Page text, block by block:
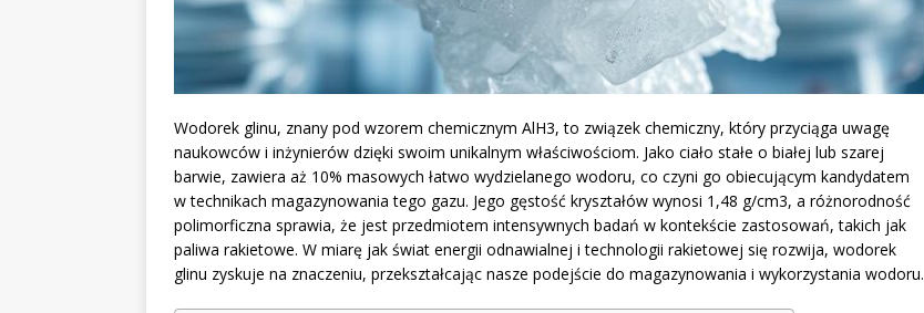
Wodorek glinu, znany pod wzorem chemicznym AlH3, to związek chemiczny, który przyciąga uwagę
naukowców i inżynierów dzięki swoim unikalnym właściwościom. Jako ciało stałe o białej lub szarej
barwie, zawiera aż 10% masowych łatwo wydzielanego wodoru, co czyni go obiecującym kandydatem
w technikach magazynowania tego gazu. Jego gęstość kryształów wynosi 1,48 g/cm3, a różnorodność
polimorficzna sprawia, że jest przedmiotem intensywnych badań w kontekście zastosowań, takich jak
paliwa rakietowe. W miarę jak świat energii odnawialnej i technologii rakietowej się rozwija, wodorek
glinu zyskuje na znaczeniu, przekształcając nasze podejście do magazynowania i wykorzystania wodoru.